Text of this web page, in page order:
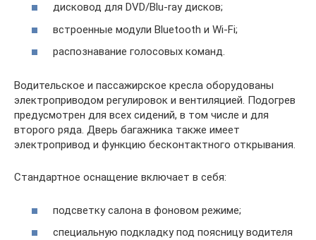
дисковод для DVD/Blu-ray дисков;
встроенные модули Bluetooth и Wi-Fi;
распознавание голосовых команд.
Водительское и пассажирское кресла оборудованы
электроприводом регулировок и вентиляцией. Подогрев
предусмотрен для всех сидений, в том числе и для
второго ряда. Дверь багажника также имеет
электропривод и функцию бесконтактного открывания.
Стандартное оснащение включает в себя:
подсветку салона в фоновом режиме;
специальную подкладку под поясницу водителя